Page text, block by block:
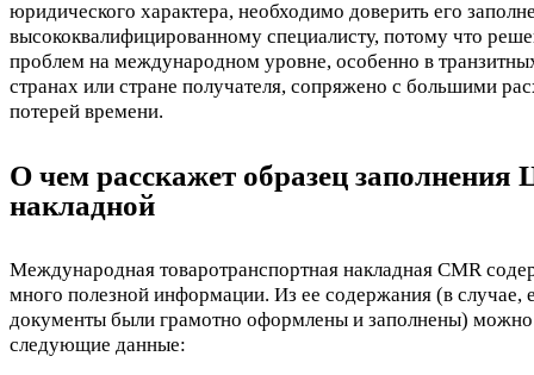
юридического характера, необходимо доверить его
высококвалифицированному специалисту, потому что
проблем на международном уровне, особенно в
странах или стране получателя, сопряжено с большими
потерей времени.
О чем расскажет образец
накладной
Международная товаротранспортная накладная CMR
много полезной информации. Из ее содержания (в случае,
документы были грамотно оформлены и заполнены) можно
следующие данные: